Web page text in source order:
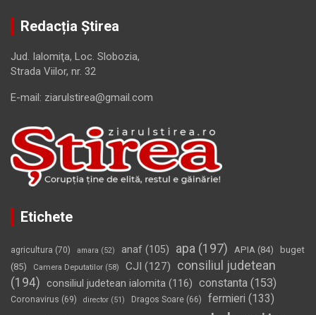
Redacția Știrea
Jud. Ialomiţa, Loc. Slobozia,
Strada Viilor, nr. 32
E-mail: ziarulstirea@gmail.com
Etichete
agricultura (70) amara (52) anaf (105) apa (197) APIA (84)
buget
(85)
Camera Deputatilor (58) CJI (127)
consiliul judetean
(194) consiliul judetean ialomita (116) constanta (153)
Coronavirus (69) director (51) Dragos Soare (66) fermieri (133)